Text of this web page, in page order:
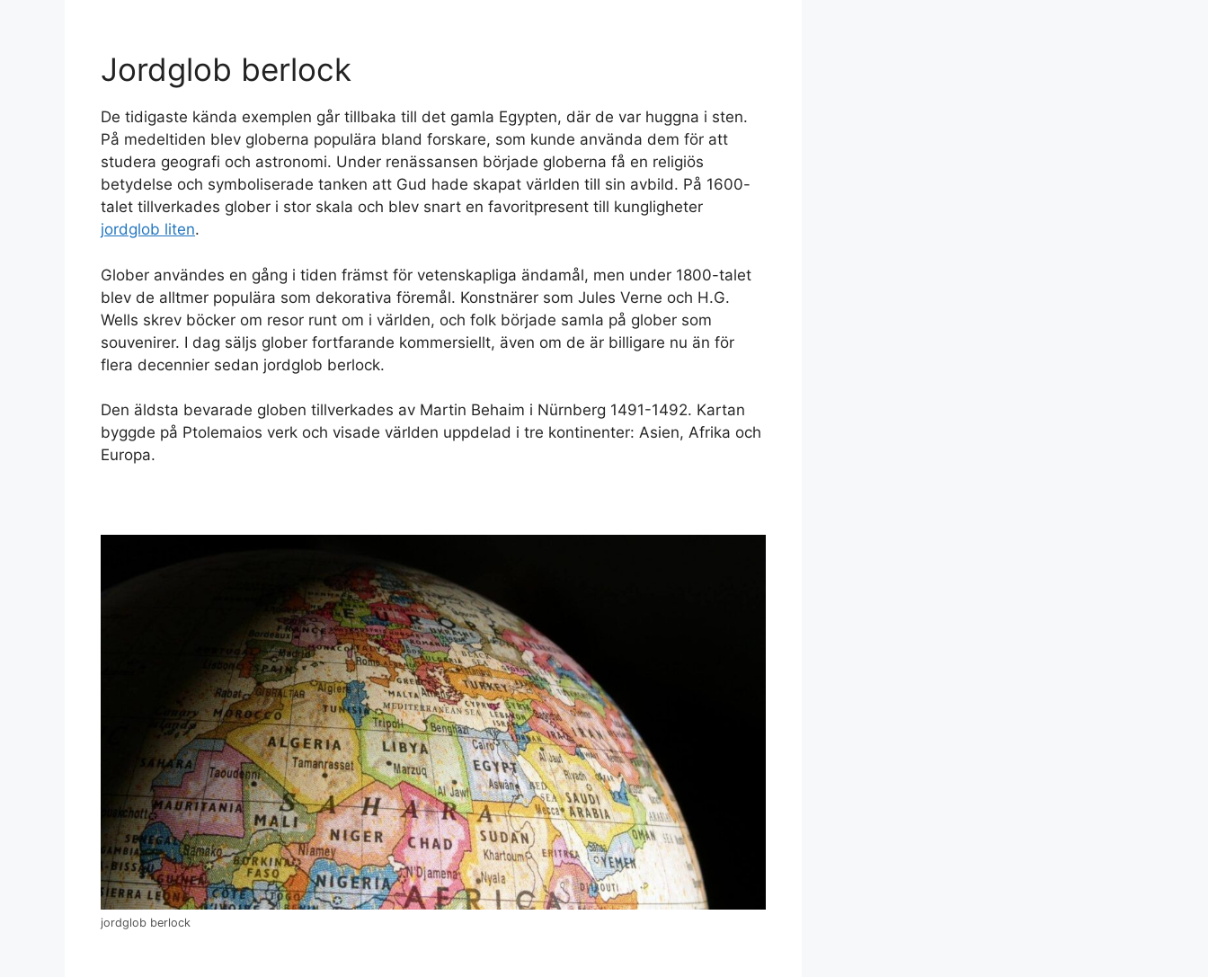
Jordglob berlock
De tidigaste kända exemplen går tillbaka till det gamla Egypten, där de var huggna i sten.
På medeltiden blev globerna populära bland forskare, som kunde använda dem för att
studera geografi och astronomi. Under renässansen började globerna få en religiös
betydelse och symboliserade tanken att Gud hade skapat världen till sin avbild. På 1600-
talet tillverkades glober i stor skala och blev snart en favoritpresent till kungligheter
jordglob liten.
Glober användes en gång i tiden främst för vetenskapliga ändamål, men under 1800-talet
blev de alltmer populära som dekorativa föremål. Konstnärer som Jules Verne och H.G.
Wells skrev böcker om resor runt om i världen, och folk började samla på glober som
souvenirer. I dag säljs glober fortfarande kommersiellt, även om de är billigare nu än för
flera decennier sedan jordglob berlock.
Den äldsta bevarade globen tillverkades av Martin Behaim i Nürnberg 1491-1492. Kartan
byggde på Ptolemaios verk och visade världen uppdelad i tre kontinenter: Asien, Afrika och
Europa.
jordglob berlock